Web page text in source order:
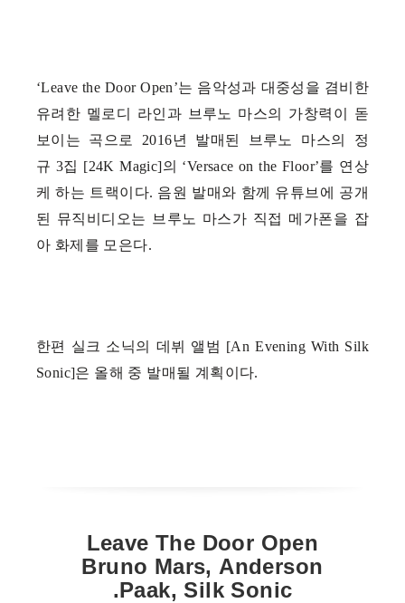
‘Leave the Door Open’는 음악성과 대중성을 겸비한
유려한 멜로디 라인과 브루노 마스의 가창력이 돋
보이는 곡으로
2016년 발매된 브루노 마스의 정
규 3집 [24K Magic]의 ‘Versace on the Floor’를 연상
케 하는 트랙이다. 음원 발매와 함께 유튜브에 공개
된 뮤직비디오는 브루노 마스가 직접 메가폰을 잡
아 화제를 모은다.
한편 실크 소닉의 데뷔 앨범 [An Evening With Silk
Sonic]은 올해 중 발매될 계획이다.
Leave The Door Open
Bruno Mars, Anderson
.Paak,Silk Sonic